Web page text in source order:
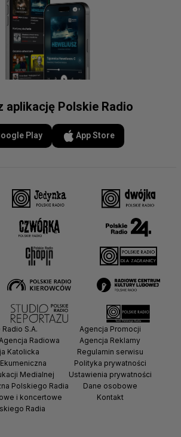
aplikację Polskie Radio
Play App Store
S.A.
Radiowa
Katolicka
Medialnej
Polskiego Radia
i koncertowe
Radia
Agencja Promocji
Agencja Reklamy
Regulamin serwisu
Polityka prywatności
Ustawienia prywatności
Dane osobowe
Kontakt